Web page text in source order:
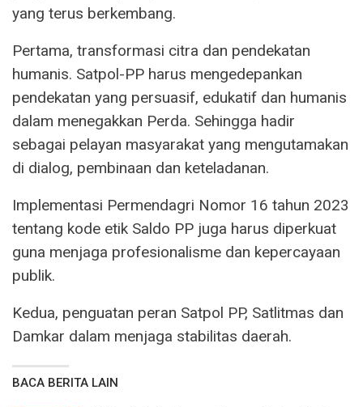
yang terus berkembang.
Pertama, transformasi citra dan pendekatan
humanis. Satpol-PP harus mengedepankan
pendekatan yang persuasif, edukatif dan humanis
dalam menegakkan Perda. Sehingga hadir
sebagai pelayan masyarakat yang mengutamakan
di dialog, pembinaan dan keteladanan.
Implementasi Permendagri Nomor 16 tahun 2023
tentang kode etik Saldo PP juga harus diperkuat
guna menjaga profesionalisme dan kepercayaan
publik.
Kedua, penguatan peran Satpol PP, Satlitmas dan
Damkar dalam menjaga stabilitas daerah.
BACA BERITA LAIN